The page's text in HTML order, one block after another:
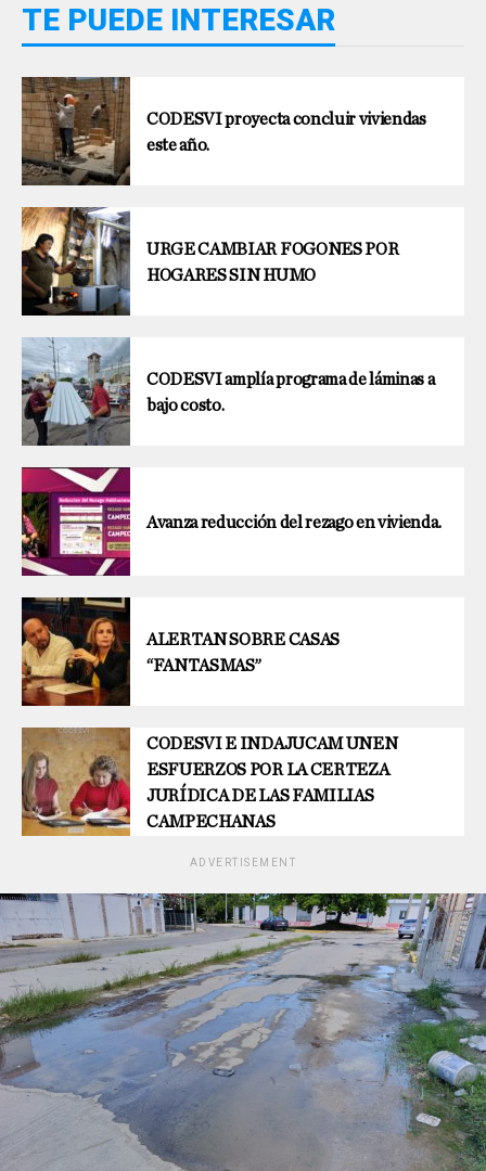
TE PUEDE INTERESAR
CODESVI proyecta concluir viviendas
este año.
URGE CAMBIAR FOGONES POR
HOGARES SIN HUMO
CODESVI amplía programa de láminas a
bajo costo.
Avanza reducción del rezago en vivienda.
ALERTAN SOBRE CASAS
“FANTASMAS”
CODESVI E INDAJUCAM UNEN
ESFUERZOS POR LA CERTEZA
JURÍDICA DE LAS FAMILIAS
CAMPECHANAS
ADVERTISEMENT